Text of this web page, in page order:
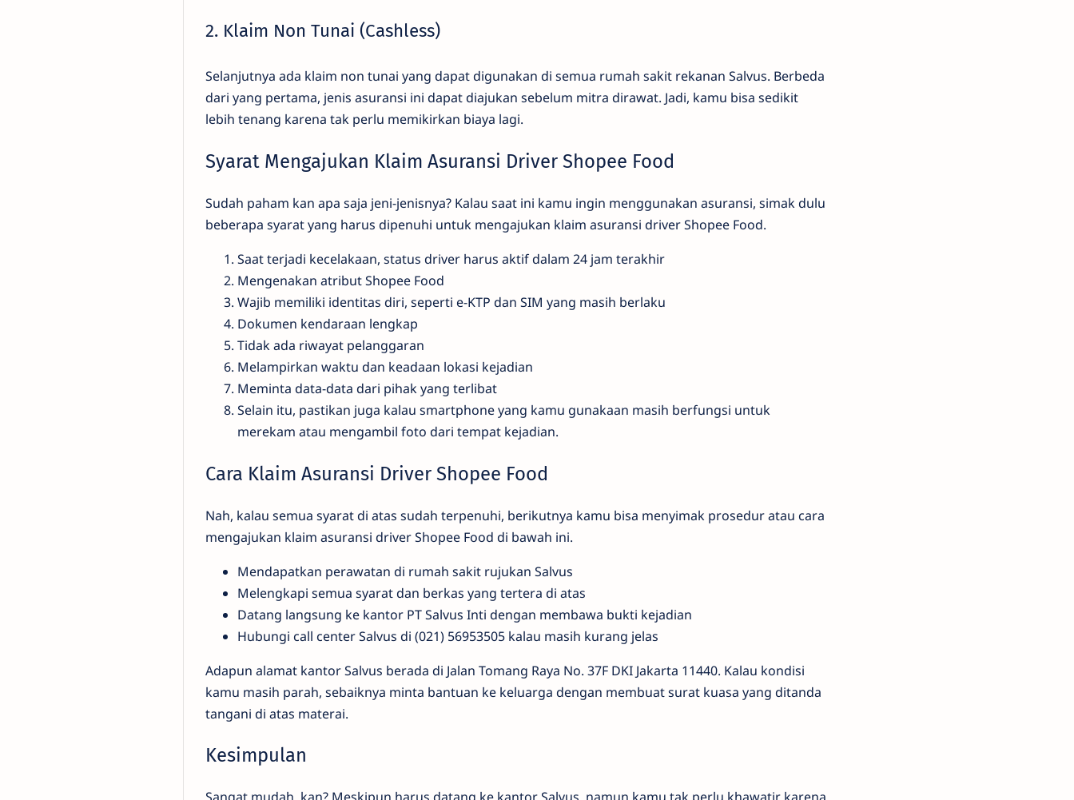
2. Klaim Non Tunai (Cashless)
Selanjutnya ada klaim non tunai yang dapat digunakan di semua rumah sakit rekanan Salvus. Berbeda
dari yang pertama, jenis asuransi ini dapat diajukan sebelum mitra dirawat. Jadi, kamu bisa sedikit
lebih tenang karena tak perlu memikirkan biaya lagi.
Syarat Mengajukan Klaim Asuransi Driver Shopee Food
Sudah paham kan apa saja jeni-jenisnya? Kalau saat ini kamu ingin menggunakan asuransi, simak dulu
beberapa syarat yang harus dipenuhi untuk mengajukan klaim asuransi driver Shopee Food.
Saat terjadi kecelakaan, status driver harus aktif dalam 24 jam terakhir
Mengenakan atribut Shopee Food
Wajib memiliki identitas diri, seperti e-KTP dan SIM yang masih berlaku
Dokumen kendaraan lengkap
Tidak ada riwayat pelanggaran
Melampirkan waktu dan keadaan lokasi kejadian
Meminta data-data dari pihak yang terlibat
Selain itu, pastikan juga kalau smartphone yang kamu gunakaan masih berfungsi untuk
merekam atau mengambil foto dari tempat kejadian.
Cara Klaim Asuransi Driver Shopee Food
Nah, kalau semua syarat di atas sudah terpenuhi, berikutnya kamu bisa menyimak prosedur atau cara
mengajukan klaim asuransi driver Shopee Food di bawah ini.
Mendapatkan perawatan di rumah sakit rujukan Salvus
Melengkapi semua syarat dan berkas yang tertera di atas
Datang langsung ke kantor PT Salvus Inti dengan membawa bukti kejadian
Hubungi call center Salvus di (021) 56953505 kalau masih kurang jelas
Adapun alamat kantor Salvus berada di Jalan Tomang Raya No. 37F DKI Jakarta 11440. Kalau kondisi
kamu masih parah, sebaiknya minta bantuan ke keluarga dengan membuat surat kuasa yang ditanda
tangani di atas materai.
Kesimpulan